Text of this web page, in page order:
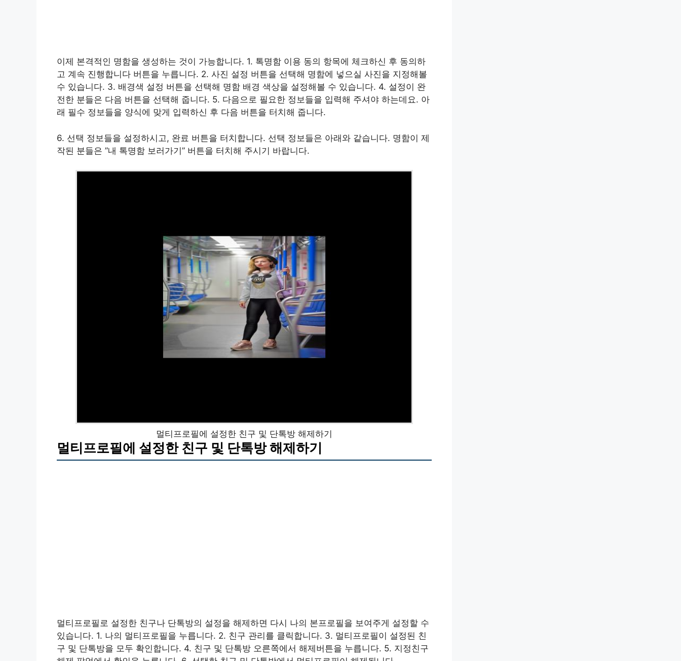
이제 본격적인 명함을 생성하는 것이 가능합니다. 1. 톡명함 이용 동의 항목에 체크하신 후 동의하
고 계속 진행합니다 버튼을 누릅니다. 2. 사진 설정 버튼을 선택해 명함에 넣으실 사진을 지정해볼
수 있습니다. 3. 배경색 설정 버튼을 선택해 명함 배경 색상을 설정해볼 수 있습니다. 4. 설정이 완
전한 분들은 다음 버튼을 선택해 줍니다. 5. 다음으로 필요한 정보들을 입력해 주셔야 하는데요. 아
래 필수 정보들을 양식에 맞게 입력하신 후 다음 버튼을 터치해 줍니다.
6. 선택 정보들을 설정하시고, 완료 버튼을 터치합니다. 선택 정보들은 아래와 같습니다. 명함이 제
작된 분들은 ”내 톡명함 보러가기” 버튼을 터치해 주시기 바랍니다.
멀티프로필에 설정한 친구 및 단톡방 해제하기
멀티프로필에 설정한 친구 및 단톡방 해제하기
멀티프로필로 설정한 친구나 단톡방의 설정을 해제하면 다시 나의 본프로필을 보여주게 설정할 수
있습니다. 1. 나의 멀티프로필을 누릅니다. 2. 친구 관리를 클릭합니다. 3. 멀티프로필이 설정된 친
구 및 단톡방을 모두 확인합니다. 4. 친구 및 단톡방 오른쪽에서 해제버튼을 누릅니다. 5. 지정친구